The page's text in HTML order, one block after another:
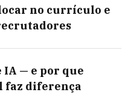
no currículo e
IA — e por que
faz diferença